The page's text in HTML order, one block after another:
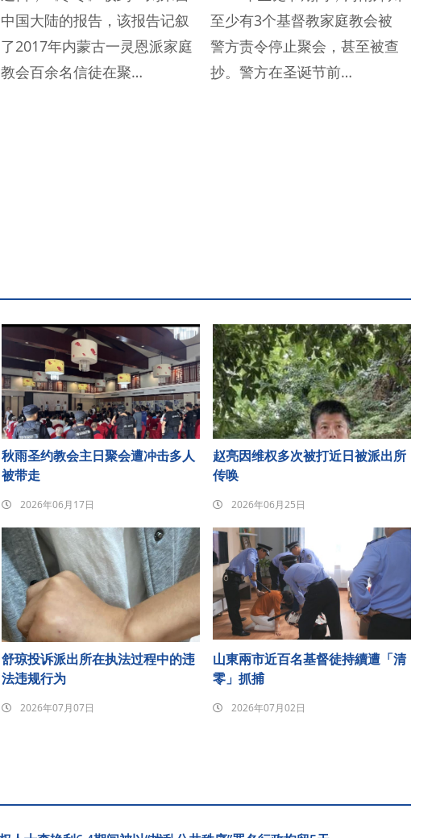
中国大陆的报告，该报告记叙
了2017年内蒙古一灵恩派家庭
教会百余名信徒在聚…
至少有3个基督教家庭教会被
警方责令停止聚会，甚至被查
抄。警方在圣诞节前…
秋雨圣约教会主日聚会遭冲击多人
被带走
2026年06月17日
赵亮因维权多次被打近日被派出所
传唤
2026年06月25日
舒琼投诉派出所在执法过程中的违
法违规行为
2026年07月07日
山東兩市近百名基督徒持續遭「清
零」抓捕
2026年07月02日